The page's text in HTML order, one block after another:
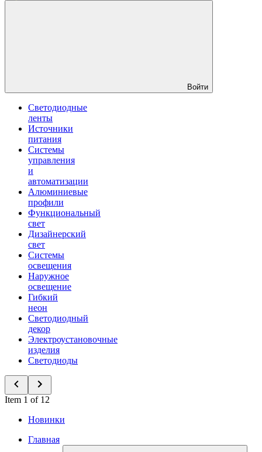
Войти
Светодиодные
ленты
Источники
питания
Системы
управления
и
автоматизации
Алюминиевые
профили
Функциональный
свет
Дизайнерский
свет
Системы
освещения
Наружное
освещение
Гибкий
неон
Светодиодный
декор
Электроустановочные
изделия
Светодиоды
Item 1 of 12
Новинки
Главная